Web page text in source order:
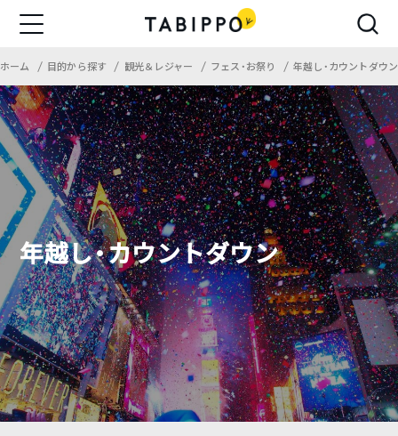
ホーム 目的から探す 観光＆レジャー フェス・お祭り 年越し・カウントダウン
年越し・カウントダウン